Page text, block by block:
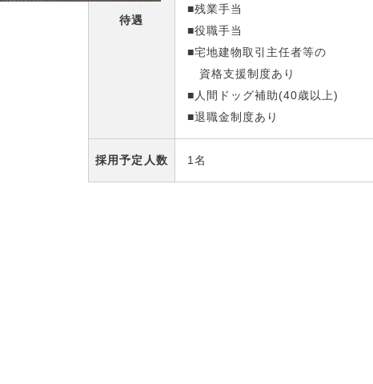
待遇
■残業手当
■役職手当
■宅地建物取引主任者等の
資格支援制度あり
■人間ドッグ補助(40歳以上)
■退職金制度あり
採用予定人数 1名